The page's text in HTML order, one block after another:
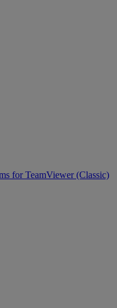
for TeamViewer (Classic)